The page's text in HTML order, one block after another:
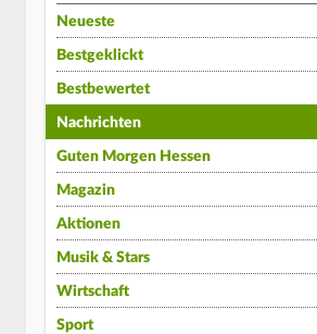
Neueste
Bestgeklickt
Bestbewertet
Nachrichten
Guten Morgen Hessen
Magazin
Aktionen
Musik & Stars
Wirtschaft
Sport